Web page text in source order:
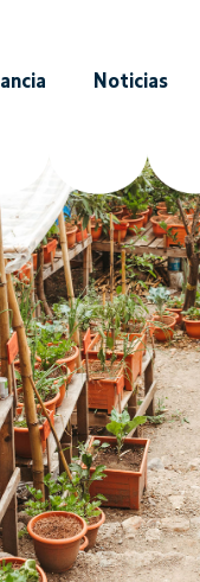
Noticias